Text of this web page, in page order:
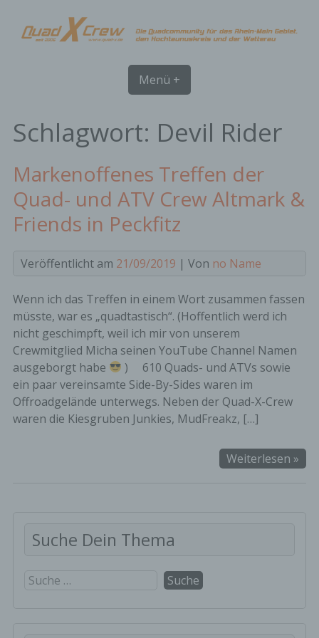
content
Menü +
Schlagwort: Devil Rider
Markenoffenes Treffen der
Quad- und ATV Crew Altmark &
Friends in Peckfitz
Veröffentlicht am 21/09/2019 | Von no Name
Wenn ich das Treffen in einem Wort zusammen fassen
müsste, war es „quadtastisch“. (Hoffentlich werd ich
nicht geschimpft, weil ich mir von unserem
Crewmitglied Micha seinen YouTube Channel Namen
ausgeborgt habe
) 610 Quads- und ATVs sowie
ein paar vereinsamte Side-By-Sides waren im
Offroadgelände unterwegs. Neben der Quad-X-Crew
waren die Kiesgruben Junkies, MudFreakz, […]
Weiterlesen »
Suche Dein Thema
Suche